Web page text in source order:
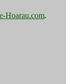
Hoarau.com.